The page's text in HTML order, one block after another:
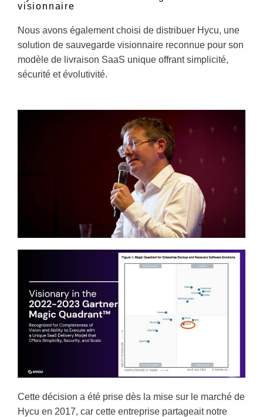
visionnaire
Nous avons également choisi de distribuer Hycu, une
solution de sauvegarde visionnaire reconnue pour son
modèle de livraison SaaS unique offrant simplicité,
sécurité et évolutivité.
Cette décision a été prise dès la mise sur le marché de
Hycu en 2017, car cette entreprise partageait notre